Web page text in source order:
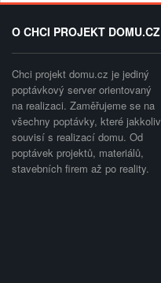
O CHCI PROJEKT DOMU.CZ
Chci projekt domu.cz je jediný
poptávkový server orientovaný
na realizaci. Zaměřujeme se na
všechny poptávky, které jakkoliv
souvisí s realizací domu. Od
poptávek projektů, materiálů,
stavebních firem až po reality.